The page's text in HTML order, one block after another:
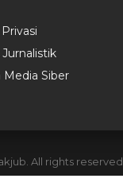
Siber
All rights reserved.